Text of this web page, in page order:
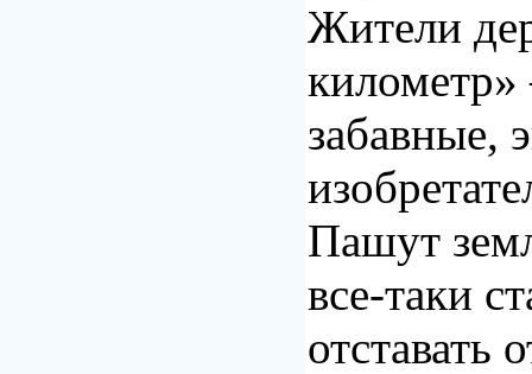
Жители
забавные,
Пашут
все-таки
отставать